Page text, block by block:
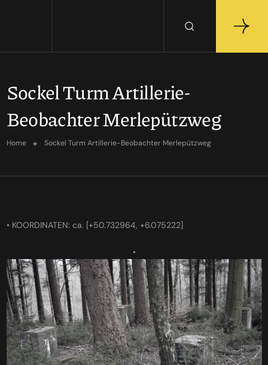
Sockel Turm Artillerie-
Beobachter Merlepützweg
Home Sockel Turm Artillerie-Beobachter Merlepützweg
• KOORDINATEN: ca. [+50.732964, +6.075222]
•